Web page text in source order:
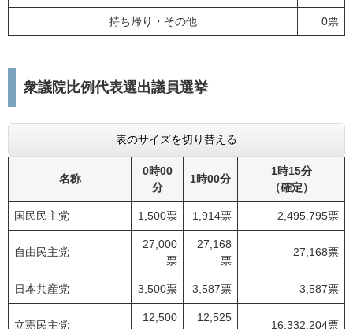
持ち帰り・その他 0票
衆議院比例代表選出議員選挙
表のサイズを切り替える
名称
0時00
分
1時00分
1時15分
（確定）
国民民主党 1,500票 1,914票 2,495.795票
自由民主党
27,000
票
27,168
票
27,168票
日本共産党 3,500票 3,587票 3,587票
立憲民主党
12,500
12,525
16,332.204票